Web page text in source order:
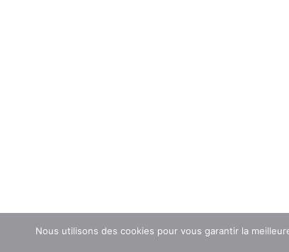
Nous utilisons des cookies pour vous garantir la